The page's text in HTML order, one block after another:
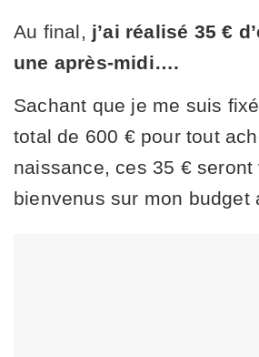
Au final, j’ai réalisé 35 €
une après-midi….
Sachant que je me suis
total de 600 € pour tout
naissance, ces 35 € seront
bienvenus sur mon budget